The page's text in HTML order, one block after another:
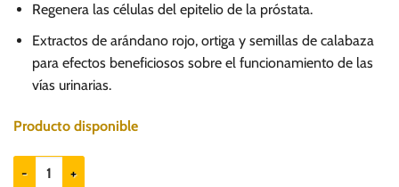
Regenera las células del epitelio de la próstata.
Extractos de arándano rojo, ortiga y semillas de calabaza
para efectos beneficiosos sobre el funcionamiento de las
vías urinarias.
Producto disponible
ProstaDol x 90 tabs - Suplemento para perros cantidad